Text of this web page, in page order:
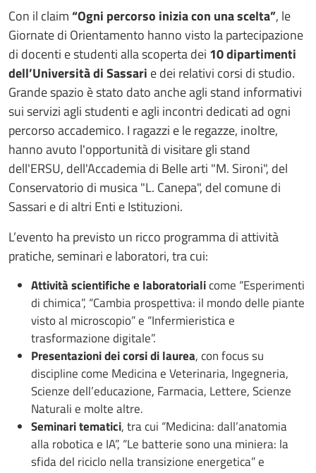
Con il claim“Ogni percorso inizia con una scelta”, le
Giornate di Orientamento hanno visto la partecipazione
di docenti e studenti alla scoperta dei 10 dipartimenti
dell’Università di Sassari e dei relativi corsi di studio.
Grande spazio è stato dato anche agli stand informativi
sui servizi agli studenti e agli incontri dedicati ad ogni
percorso accademico. I ragazzi e le regazze, inoltre,
hanno avuto l'opportunità di visitare gli stand
dell'ERSU, dell'Accademia di Belle arti "M. Sironi", del
Conservatorio di musica "L. Canepa", del comune di
Sassari e di altri Enti e Istituzioni.
L’evento ha previsto un ricco programma di attività
pratiche, seminari e laboratori, tra cui:
Attività scientifiche e laboratorialicome “Esperimenti
di chimica”, “Cambia prospettiva: il mondo delle piante
visto al microscopio” e “Infermieristica e
trasformazione digitale”.
Presentazioni dei corsi di laurea, con focus su
discipline come Medicina e Veterinaria, Ingegneria,
Scienze dell’educazione, Farmacia, Lettere, Scienze
Naturali e molte altre.
Seminari tematici, tra cui “Medicina: dall’anatomia
alla robotica e IA”, “Le batterie sono una miniera: la
sfida del riciclo nella transizione energetica” e